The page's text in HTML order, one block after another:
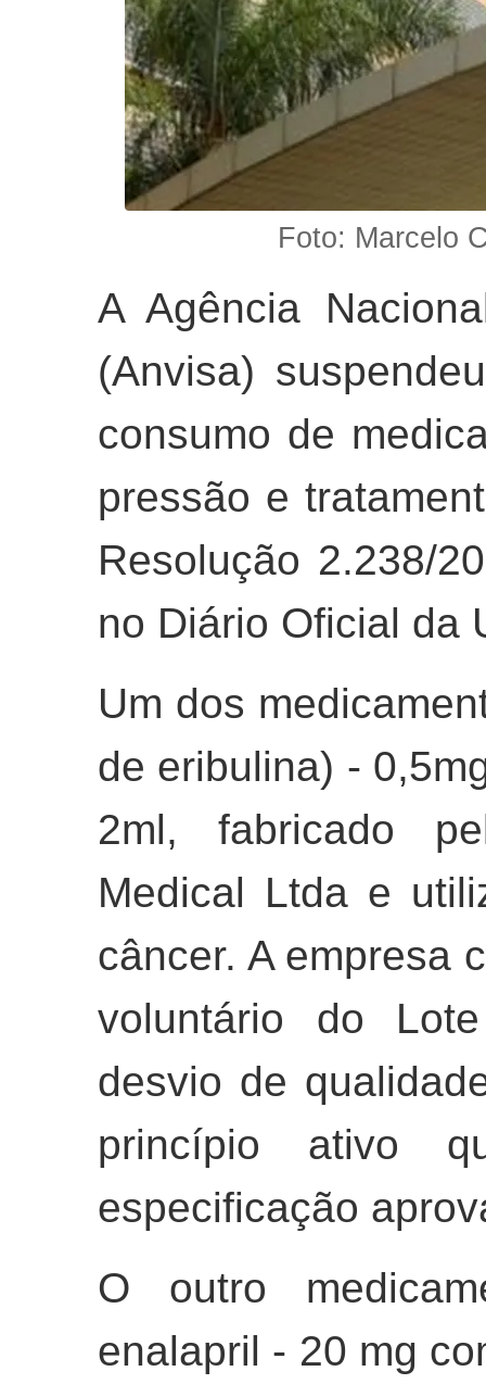
Foto: Marcelo
A Agência
(Anvisa)
consumo de
pressão e
Resolução 2.238/
no Diário Oficial da
Um dos
de eribulina) -
2ml, fabricado
Medical Ltda e
câncer. A empresa
voluntário do
desvio de
princípio ativo
especificação
O outro
enalapril - 20 mg